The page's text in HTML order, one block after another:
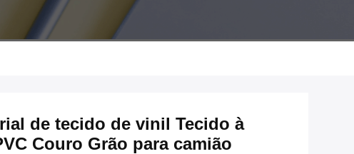
de tecido de vinil Tecido à
Couro Grão para camião